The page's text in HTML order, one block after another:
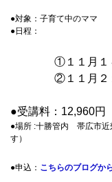
●対象：子育て中のママ
●日程：
①１１月１４日
②１１月２１日
●受講料：12,960円
●場所 :十勝管内 帯広市近
す）
●申込： こちらのブログか